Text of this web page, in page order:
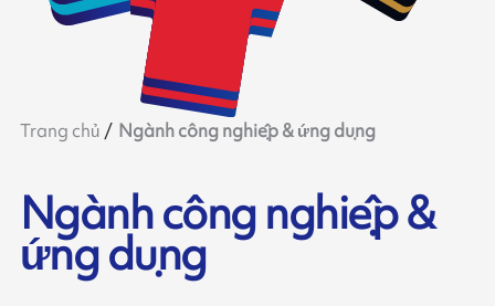
Trang chủ Ngành công nghiệp & ứng dụng
Ngành công nghiệp &
ứng dụng